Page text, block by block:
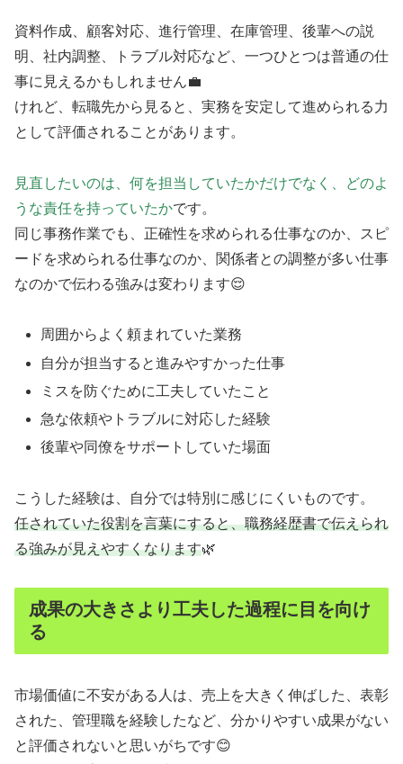
資料作成、顧客対応、進行管理、在庫管理、後輩への説
明、社内調整、トラブル対応など、一つひとつは普通の仕
事に見えるかもしれません💼
けれど、転職先から見ると、実務を安定して進められる力
として評価されることがあります。
見直したいのは、何を担当していたかだけでなく、どのよ
うな責任を持っていたかです。
同じ事務作業でも、正確性を求められる仕事なのか、スピ
ードを求められる仕事なのか、関係者との調整が多い仕事
なのかで伝わる強みは変わります😌
周囲からよく頼まれていた業務
自分が担当すると進みやすかった仕事
ミスを防ぐために工夫していたこと
急な依頼やトラブルに対応した経験
後輩や同僚をサポートしていた場面
こうした経験は、自分では特別に感じにくいものです。
任されていた役割を言葉にすると、職務経歴書で伝えられ
る強みが見えやすくなります🌿
成果の大きさより工夫した過程に目を向け
る
市場価値に不安がある人は、売上を大きく伸ばした、表彰
された、管理職を経験したなど、分かりやすい成果がない
と評価されないと思いがちです😊